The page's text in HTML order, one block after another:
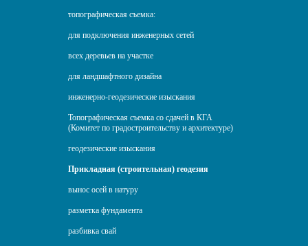
топографическая съемка:
для подключения инженерных сетей
всех деревьев на участке
для ландшафтного дизайна
инженерно-геодезические изыскания
Топографическая съемка со сдачей в КГА
(Комитет по градостроительству и архитектуре)
геодезические изыскания
Прикладная (строительная) геодезия
вынос осей в натуру
разметка фундамента
разбивка свай